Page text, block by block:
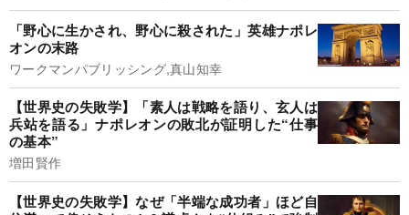
「野心に生かされ、野心に殺された」英雄ナポレ
オンの末路
ワークマンパブリッシング,真山知幸
【世界史の失敗学】「素人は戦略を語り、玄人は
兵站を語る」ナポレオンの敗北が証明した“仕事
の基本”
増田賢作
【世界史の失敗学】なぜ「半端な成功者」ほど自